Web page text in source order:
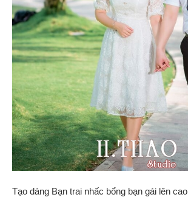
Tạo dáng Bạn trai nhấc bổng bạn gái lên cao